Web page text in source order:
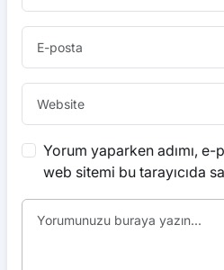
Yorum yaparken adımı,
web sitemi bu tarayıcıda